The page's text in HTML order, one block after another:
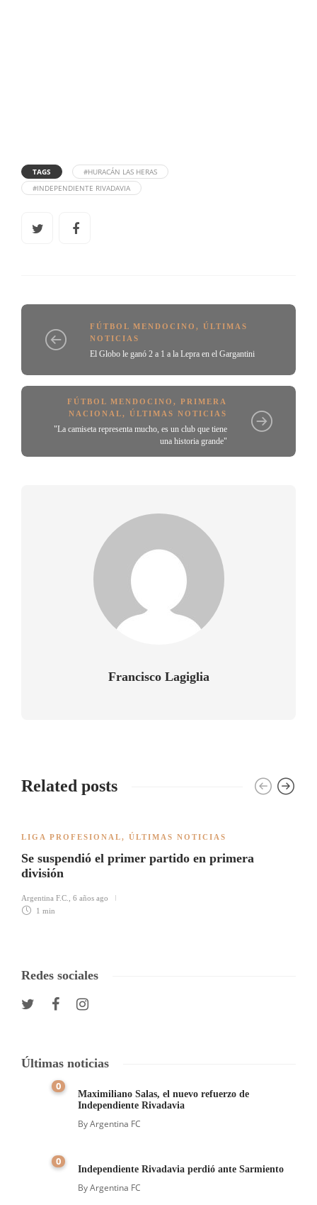
TAGS
#HURACÁN LAS HERAS
#INDEPENDIENTE RIVADAVIA
FÚTBOL MENDOCINO , ÚLTIMAS
NOTICIAS
El Globo le ganó 2 a 1 a la Lepra en el Gargantini
FÚTBOL MENDOCINO , PRIMERA
NACIONAL, ÚLTIMAS NOTICIAS
"La camiseta representa mucho, es un club que tiene
una historia grande"
Francisco Lagiglia
Related posts
LIGA PROFESIONAL, ÚLTIMAS NOTICIAS
Se suspendió el primer partido en primera
división
Argentina F.C.
6 años ago
1 min
Redes sociales
Últimas noticias
0
Maximiliano Salas, el nuevo refuerzo de
Independiente Rivadavia
ByArgentina FC
0
Independiente Rivadavia perdió ante Sarmiento
ByArgentina FC